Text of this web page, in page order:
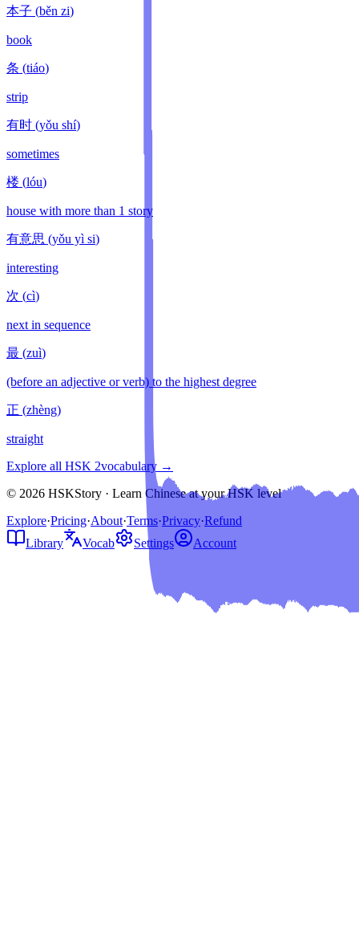
本子 (běn zi)
book
条 (tiáo)
strip
有时 (yǒu shí)
sometimes
楼 (lóu)
house with more than 1 story
有意思 (yǒu yì si)
interesting
次 (cì)
next in sequence
最 (zuì)
(before an adjective or verb) to the highest degree
正 (zhèng)
straight
Explore all HSK 2vocabulary →
© 2026 HSKStory · Learn Chinese at your HSK level
Explore·Pricing·About·Terms·Privacy·Refund
Library
Vocab Settings Account